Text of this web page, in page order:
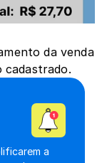
da venda
cadastrado.
a